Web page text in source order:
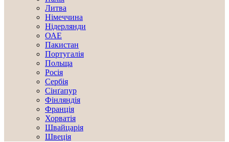
Литва
Німеччина
Нідерлянди
ОАЕ
Пакистан
Португалія
Польща
Росія
Сербія
Сінґапур
Фінляндія
Франція
Хорватія
Швайцарія
Швеція